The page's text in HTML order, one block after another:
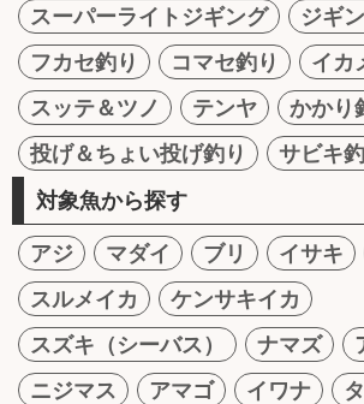
スーパーライトジギング
ジギ
フカセ釣り
コマセ釣り
イカ
スッテ＆ツノ
テンヤ
かかり
投げ＆ちょい投げ釣り
サビキ
対象魚から探す
アジ マダイ ブリ イサキ
スルメイカ
ケンサキイカ
スズキ（シーバス）
ナマズ
ニジマス
アマゴ イワナ